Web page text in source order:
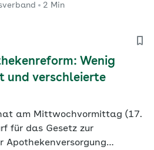
Pflege (BEEP) endlich in
2 Min
Wenig
und verschleierte
am Mittwochvormittag (17.
für das Gesetz zur
Apothekenversorgung